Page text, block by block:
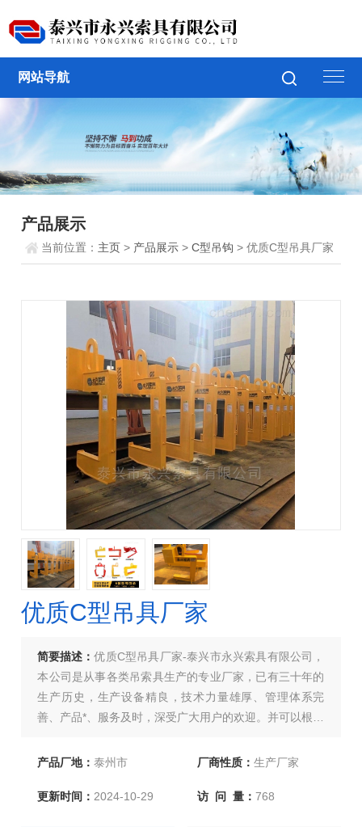
网站导航
产品展示
当前位置： 主页 > 产品展示 >C型吊钩 > 优质C型吊具厂家
优质C型吊具厂家
简要描述：优质C型吊具厂家-泰兴市永兴索具有限公司，
本公司是从事各类吊索具生产的专业厂家，已有三十年的
生产历史，生产设备精良，技术力量雄厚、管理体系完
善、产品*、服务及时，深受广大用户的欢迎。并可以根据
验报告。热忱欢迎新老客户、来函洽谈订购！
产品厂地：泰州市 厂商性质： 生产厂家
更新时间：2024-10-29 访 问 量： 768